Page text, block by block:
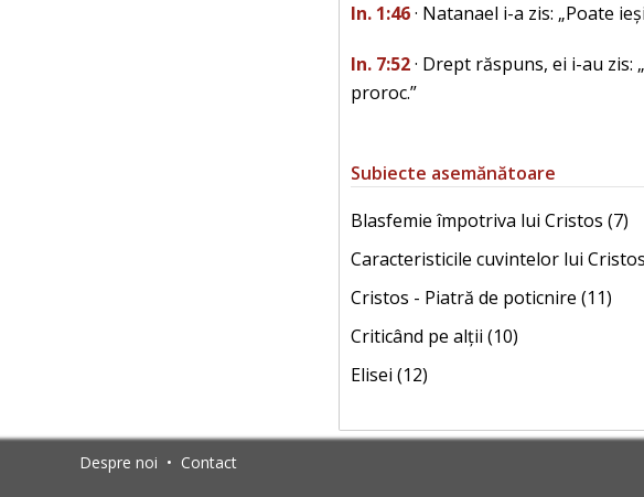
In. 1:46· Natanael i-a zis: „Poate
In. 7:52· Drept răspuns, ei i-au zis:
proroc.”
Subiecte asemănătoare
Blasfemie împotriva lui Cristos (7)
Caracteristicile cuvintelor lui
Cristos - Piatră de poticnire (11)
Criticând pe alții (10)
Elisei (12)
Despre noi • Contact